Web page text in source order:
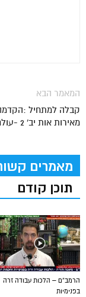
המאמר הבא
קבלה למתחיל
מאירות אות יב' 2 -עולם הצעצועים
מאמרים
תוכן קודם
הרמב”ם – הלכות עבודה זרה
בפנימיות